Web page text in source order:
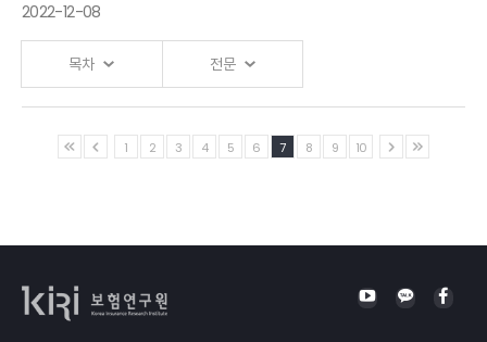
자동차보험의
황현아
공적연금의
지속가능한
기본보장
한림대학교
Balancing
Growth,
Profitability and
Safety in the
General
Healthcare
전략경영
이은화 박사
2022-12-08
목차 전문
Ⅰ.「국민건강보험의 비급여 진료비 관리방안」
Ⅲ.「실손의료보험 지속성 제고를 위한 과제」
1 2 3 4 5 6 7 8 9 10